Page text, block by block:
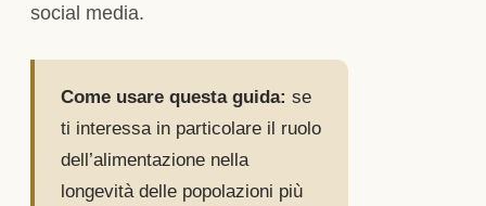
social media.
Come usare questa guida: se
ti interessa in particolare il ruolo
dell’alimentazione nella
longevità delle popolazioni più